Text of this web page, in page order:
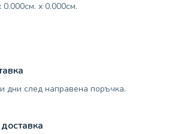
x 0.000см.
дни след направена поръчка.